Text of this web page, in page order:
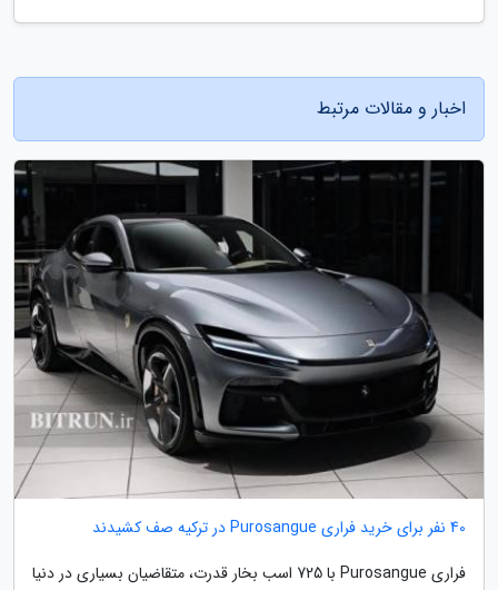
اخبار و مقالات مرتبط
40 نفر برای خرید فراری Purosangue در ترکیه صف کشیدند
فراری Purosangue با 725 اسب بخار قدرت، متقاضیان بسیاری در دنیا